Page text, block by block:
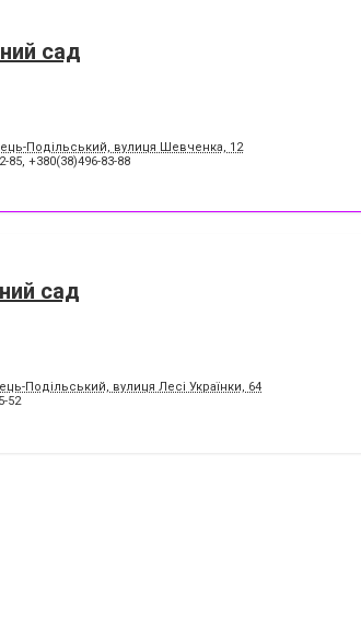
сад
Подільський, вулиця Шевченка, 12
85, +380(38)496-83-88
сад
Подільський, вулиця Лесі Українки, 64
52